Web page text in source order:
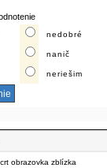
nedobré
nanič
neriešim
obrazovka zblízka